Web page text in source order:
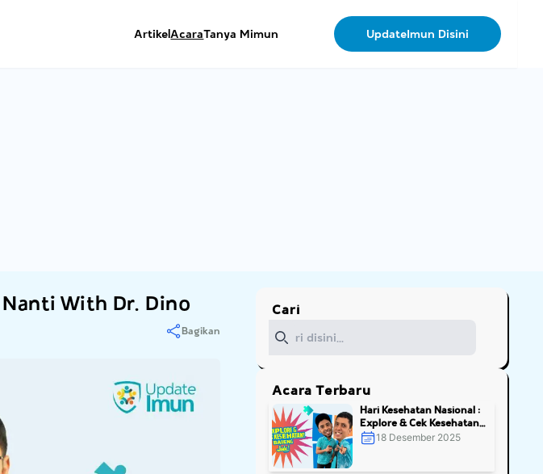
ArtikelAcaraTanya Mimun UpdateImun Disini
With Dr. Dino
Bagikan
Cari
Acara Terbaru
Hari Kesehatan Nasional :
Explore & Cek Kesehatan
Bareng JAK FM
18 Desember 2025